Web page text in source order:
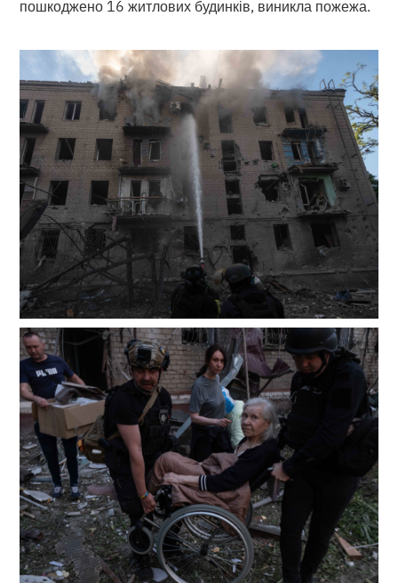
пошкоджено 16 житлових будинків, виникла пожежа.